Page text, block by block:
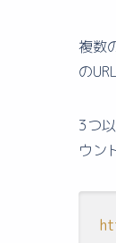
複数
の
3つ
ウン